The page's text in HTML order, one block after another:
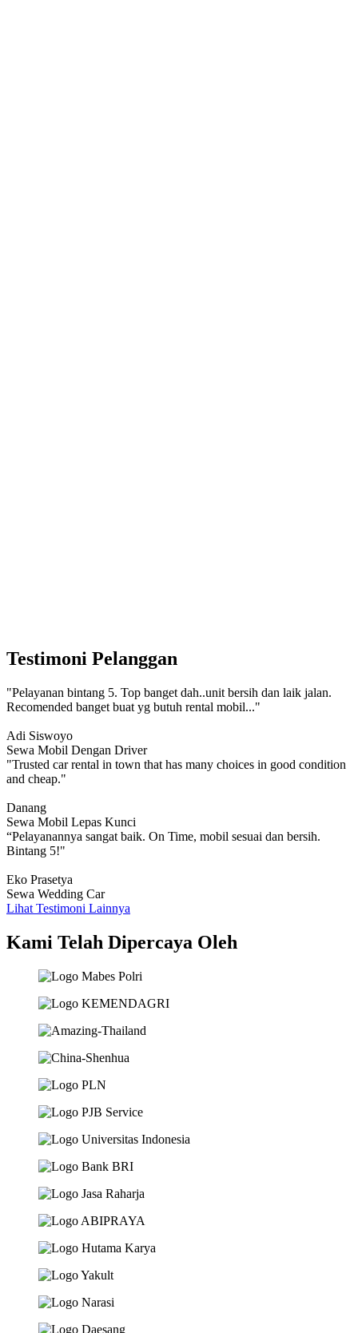
Testimoni Pelanggan
"Pelayanan bintang 5. Top banget dah..unit bersih dan laik jalan.
Recomended banget buat yg butuh rental mobil..."
Adi Siswoyo
Sewa Mobil Dengan Driver
"Trusted car rental in town that has many choices in good condition
and cheap."
Danang
Sewa Mobil Lepas Kunci
“Pelayanannya sangat baik. On Time, mobil sesuai dan bersih.
Bintang 5!"
Eko Prasetya
Sewa Wedding Car
Lihat Testimoni Lainnya
Kami Telah Dipercaya Oleh